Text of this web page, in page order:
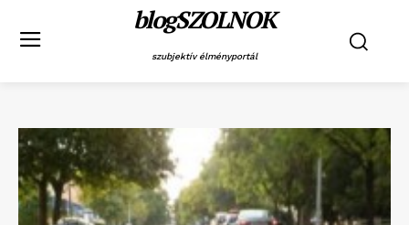
blogSZOLNOK
szubjektív élményportál